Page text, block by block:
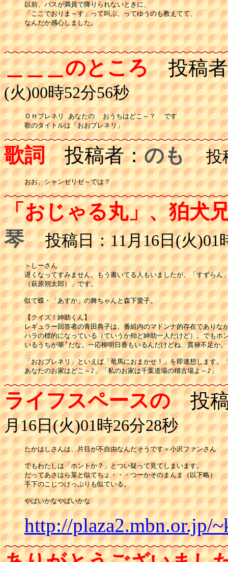
以前、バスが満員で降りられないときに、
「ここでおりま～す」って叫ぶ、ってゆうのも教えてて、
なんだか感心しました。
＿＿＿のところ投稿者
(火)00時52分56秒
ＯＨブレネリ あなたの  おうちはどこ～？  です
歌詞投稿者：のも 投稿
おお、シャンゼリゼ～では？
「おじゃる丸」、狛犬
琴 投稿日：11月16日(火)01
＞しーさん
遅くなってすみません。もう書いてる人もいましたが、「すずらん
（萩原朔太郎）」です。
似て蝶・「あすか」の舞ちゃんと森下愛子。
【クイズ！紳助くん】
レギュラー回答者の青田典子は、番組内のマドンナ的存在でありな
ハラの標的になっている（ていうか殆ど紳助一人だけど）。でもホ
いるうちが華’だな。一応柳明日香もいるんだけどね、貫禄不足か。
「おおブレネリ」といえば「竜馬におまかせ！」を即連想します。
あなたのお家はどこ～♪」「私のお家は千葉道場の稽古場よ～♪」
ライフスペースの投稿
月16日(火)01時26分28秒
たかはしさんは、片目が不自由なんだそうです＞小沢ファンさん
でもわたしは「ホントか？」とつい疑って見てしまいます。
だってあさはら某と似てちょ・・・つーかそのまんま（以下略）
手下のこじつけっぷりも似ている。
やばいかなやばいかな
http://plaza2.mbn.or.jp/